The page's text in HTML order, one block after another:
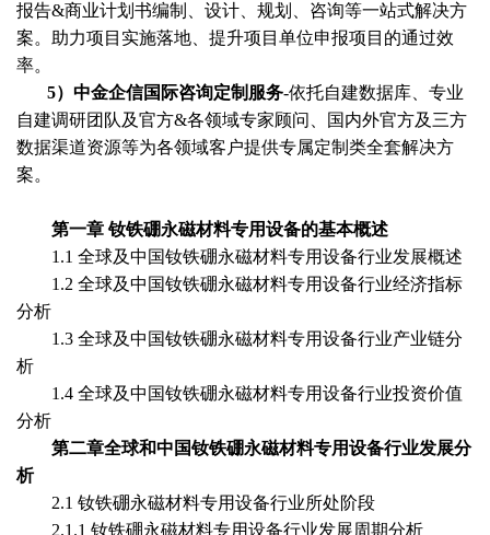
报告&商业计划书编制、设计、规划、咨询等一站式解决方
案。助力项目实施落地、提升项目单位申报项目的通过效
率。
5）中金企信国际咨询定制服务-依托自建数据库、专业
自建调研团队及官方&各领域专家顾问、国内外官方及三方
数据渠道资源等为各领域客户提供专属定制类全套解决方
案。
第一章 钕铁硼永磁材料专用设备的基本概述
1.1 全球及中国钕铁硼永磁材料专用设备行业发展概述
1.2 全球及中国钕铁硼永磁材料专用设备行业经济指标
分析
1.3 全球及中国钕铁硼永磁材料专用设备行业产业链分
析
1.4 全球及中国钕铁硼永磁材料专用设备行业投资价值
分析
第二章全球和中国钕铁硼永磁材料专用设备行业发展分
析
2.1 钕铁硼永磁材料专用设备行业所处阶段
2.1.1 钕铁硼永磁材料专用设备行业发展周期分析